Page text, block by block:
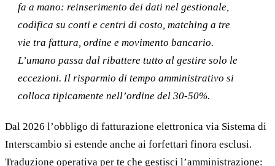
20 min con Daniel
fa a mano: reinserimento dei dati nel gestionale,
codifica su conti e centri di costo, matching a tre
vie tra fattura, ordine e movimento bancario.
L’umano passa dal ribattere tutto al gestire solo le
eccezioni. Il risparmio di tempo amministrativo si
colloca tipicamente nell’ordine del 30-50%.
Dal 2026 l’obbligo di fatturazione elettronica via Sistema di
Interscambio si estende anche ai forfettari finora esclusi.
Traduzione operativa per te che gestisci l’amministrazione: